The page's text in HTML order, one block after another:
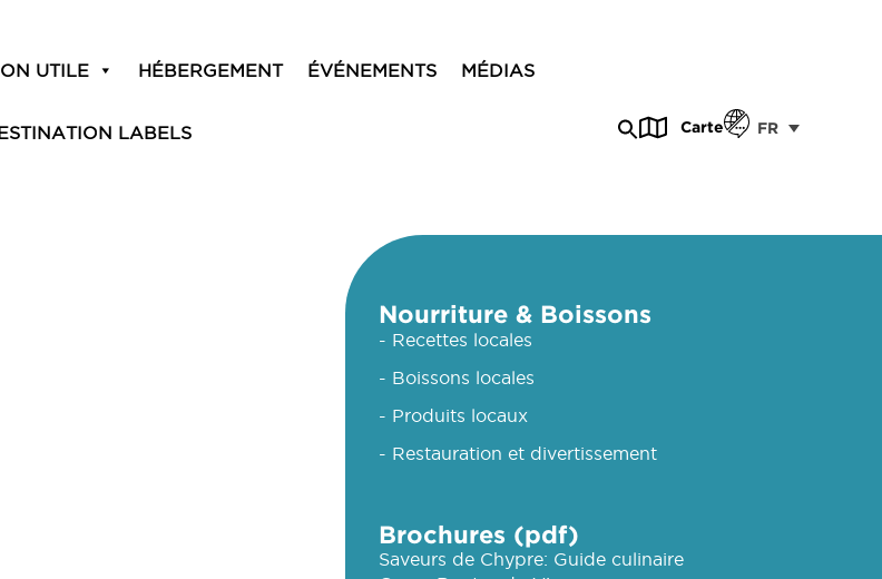
UTILE HÉBERGEMENT ÉVÉNEMENTS MÉDIAS
LABELS Carte FR
Nourriture & Boissons
- Recettes locales
- Boissons locales
- Produits locaux
- Restauration et divertissement
Brochures (pdf)
Saveurs de Chypre: Guide culinaire